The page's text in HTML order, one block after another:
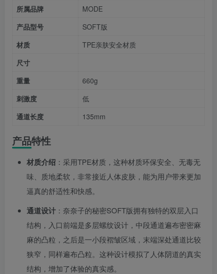
所属品牌
MODE
产品型号
SOFT版
材质
TPE亲肤安全材质
尺寸
重量
660g
刺激度
低
通道长度
135mm
产品特性
材质介绍 ：采用TPE材质，这种材质环保安全、无毒无
味、质地柔软，非常接近人体皮肤，能为用户带来更加
逼真的舒适性和快感。
通道设计 ：奈奈子的秘密SOFT版拥有独特的双层入口
结构，入口前端是多层螺纹设计，中段通道遍布密密麻
麻的凸粒，之后是一小段褶皱区域，末端深处通道比较
狭窄，同样遍布凸粒。这种设计模拟了人体阴道的真实
结构，增加了体验的真实感。